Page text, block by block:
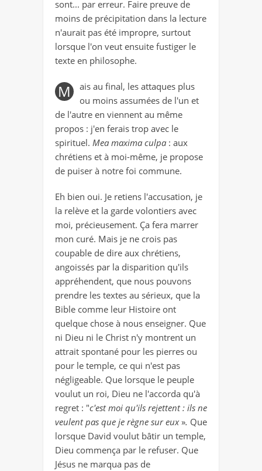
sont... par erreur. Faire preuve de
moins de précipitation dans la lecture
n'aurait pas été impropre, surtout
lorsque l'on veut ensuite fustiger le
texte en philosophe.
M
ais au final, les attaques plus
ou moins assumées de l'un et
de l'autre en viennent au même
propos : j'en ferais trop avec le
spirituel. Mea maxima culpa : aux
chrétiens et à moi-même, je propose
de puiser à notre foi commune.
Eh bien oui. Je retiens l'accusation, je
la relève et la garde volontiers avec
moi, précieusement. Ça fera marrer
mon curé. Mais je ne crois pas
coupable de dire aux chrétiens,
angoissés par la disparition qu'ils
appréhendent, que nous pouvons
prendre les textes au sérieux, que la
Bible comme leur Histoire ont
quelque chose à nous enseigner. Que
ni Dieu ni le Christ n'y montrent un
attrait spontané pour les pierres ou
pour le temple, ce qui n'est pas
négligeable. Que lorsque le peuple
voulut un roi, Dieu ne l'accorda qu'à
regret : "c'est moi qu'ils rejettent : ils ne
veulent pas que je règne sur eux». Que
lorsque David voulut bâtir un temple,
Dieu commença par le refuser. Que
Jésus ne marqua pas de